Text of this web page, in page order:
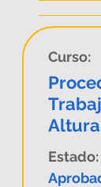
Curso:
Altura
Estado: